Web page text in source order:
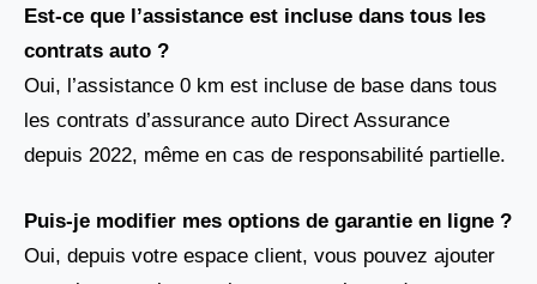
Est-ce que l’assistance est incluse dans tous les
contrats auto ?
Oui, l’assistance 0 km est incluse de base dans tous
les contrats d’assurance auto Direct Assurance
depuis 2022, même en cas de responsabilité partielle.
Puis-je modifier mes options de garantie en ligne ?
Oui, depuis votre espace client, vous pouvez ajouter